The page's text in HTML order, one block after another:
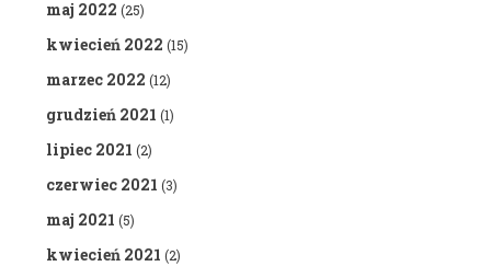
maj 2022 (25)
kwiecień 2022 (15)
marzec 2022 (12)
grudzień 2021 (1)
lipiec 2021 (2)
czerwiec 2021 (3)
maj 2021 (5)
kwiecień 2021 (2)